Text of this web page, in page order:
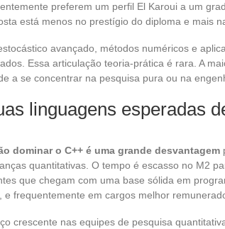
preferem um perfil El Karoui a um
está menos no prestígio do diploma e mais
avançado, métodos numéricos e
Essa articulação teoria-prática é rara. A
a se concentrar na pesquisa pura ou na
linguagens esperadas
dominar o C++ é uma grande desvantagem
quantitativas. O tempo é escasso no M2
que chegam com uma base sólida em
e frequentemente em cargos melhor
crescente nas equipes de pesquisa